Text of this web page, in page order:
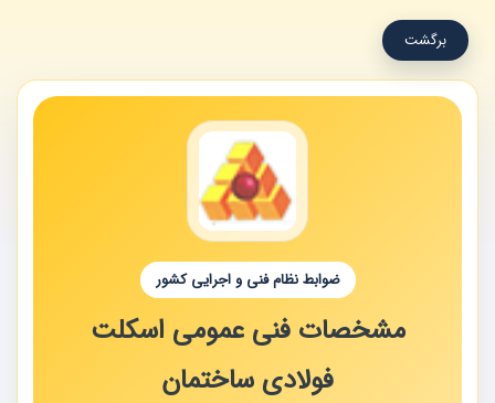
برگشت
ضوابط نظام فنی و اجرایی کشور
مشخصات فنی عمومی اسکلت
فولادی ساختمان